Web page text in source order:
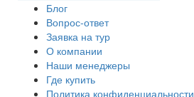
Блог
Вопрос-ответ
Заявка на тур
О компании
Наши менеджеры
Где купить
Политика конфиденциальности